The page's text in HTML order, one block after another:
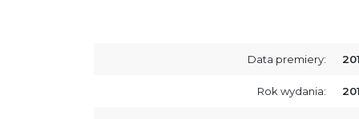
Data premiery:
Rok wydania: